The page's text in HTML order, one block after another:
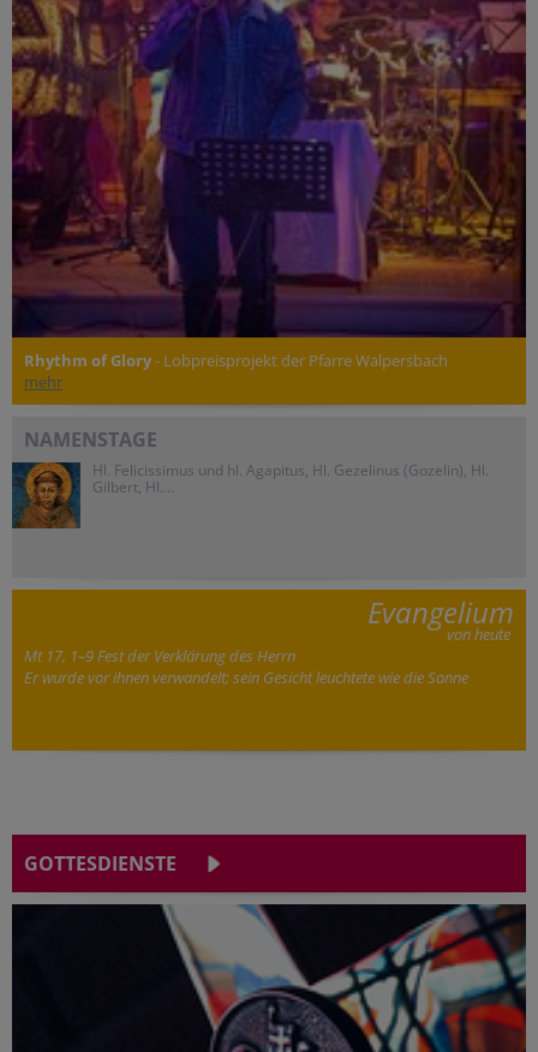
Rhythm of Glory- Lobpreisprojekt der Pfarre Walpersbach
mehr
NAMENSTAGE
Hl. Felicissimus und hl. Agapitus, Hl. Gezelinus (Gozelin), Hl.
Gilbert, Hl....
Evangelium
von heute
Mt 17, 1–9 Fest der Verklärung des Herrn
Er wurde vor ihnen verwandelt; sein Gesicht leuchtete wie die Sonne
GOTTESDIENSTE